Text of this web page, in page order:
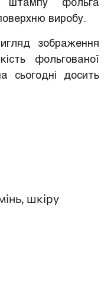
виробу.
зображення
фольгованої
сьогодні досить
шкіру